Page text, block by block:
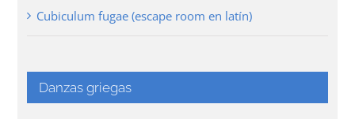
Cubiculum fugae (escape room en latín)
Danzas griegas